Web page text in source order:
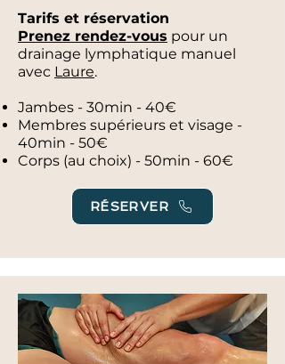
Tarifs et réservation
Prenez rendez-vous pour un
drainage lymphatique manuel
avec Laure.
Jambes - 30min - 40€
Membres supérieurs et visage -
40min - 50€
Corps (au choix) - 50min - 60€
RÉSERVER